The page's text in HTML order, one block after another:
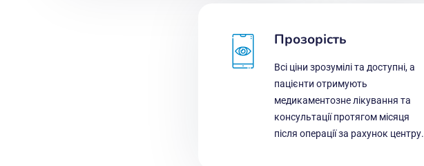
Прозорість
Всі ціни зрозумілі та доступні, а
пацієнти отримують
медикаментозне лікування та
консультації протягом місяця
після операції за рахунок центру.